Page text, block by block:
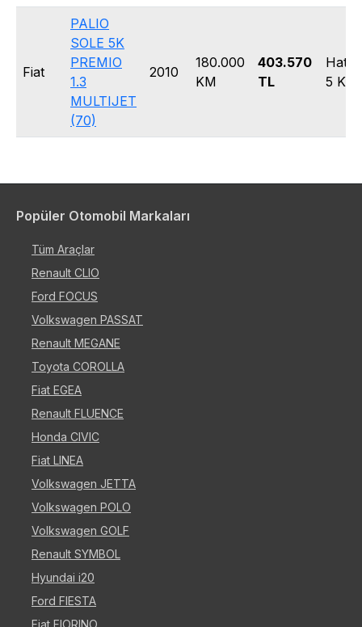
Fiat
PALIO
SOLE 5K
PREMIO
1.3
MULTIJET
(70)
2010
180.000
KM
403.570
TL
5
Popüler Otomobil Markaları
Tüm Araçlar
Renault CLIO
Ford FOCUS
Volkswagen PASSAT
Renault MEGANE
Toyota COROLLA
Fiat EGEA
Renault FLUENCE
Honda CIVIC
Fiat LINEA
Volkswagen JETTA
Volkswagen POLO
Volkswagen GOLF
Renault SYMBOL
Hyundai i20
Ford FIESTA